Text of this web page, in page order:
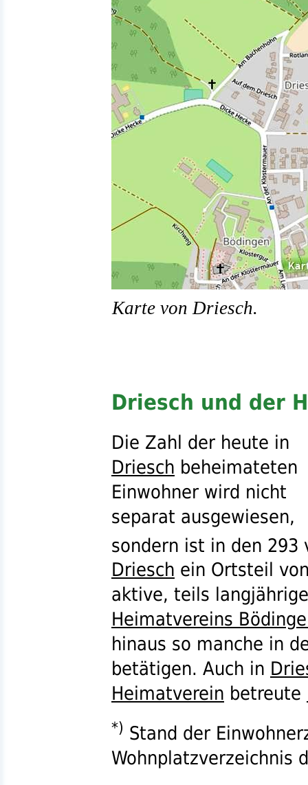
Karte von Driesch.
Driesch und der
Die Zahl der heute in
Driesch beheimateten
Einwohner wird nicht
separat ausgewiesen,
sondern ist in den 293
Driesch ein Ortsteil
aktive, teils
Heimatvereins
hinaus so manche in
betätigen. Auch in
Heimatverein betreute
*) Stand der
Wohnplatzverzeichnis